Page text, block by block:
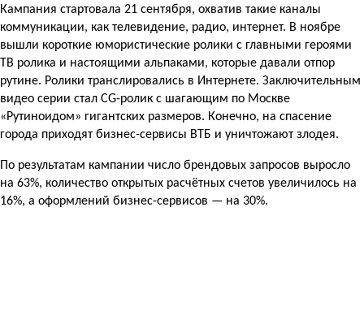
Кампания стартовала 21 сентября, охватив такие каналы
коммуникации, как телевидение, радио, интернет. В ноябре
вышли короткие юмористические ролики с главными героями
ТВ ролика и настоящими альпаками, которые давали отпор
рутине. Ролики транслировались в Интернете. Заключительным
видео серии стал CG-ролик с шагающим по Москве
«Рутиноидом» гигантских размеров. Конечно, на спасение
города приходят бизнес-сервисы ВТБ и уничтожают злодея.
По результатам кампании число брендовых запросов выросло
на 63%, количество открытых расчётных счетов увеличилось на
16%, а оформлений бизнес-сервисов — на 30%.